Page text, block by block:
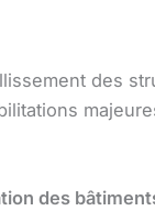
des
des